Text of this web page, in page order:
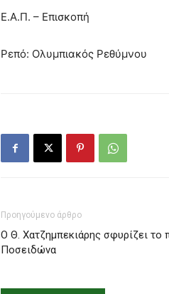
Ε.Α.Π. – Επισκοπή
Ρεπό: Ολυμπιακός Ρεθύμνου
Προηγούμενο άρθρο
Ο Θ. Χατζημπεκιάρης σφυρίζει το
Ποσειδώνα